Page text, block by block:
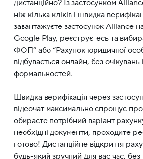
дистанційно? Із застосунком
ніж кілька кліків і швидка
завантажуєте застосунок Alliance
Google Play, реєструєтесь та
ФОП” або “Рахунок юридичної
відбувається онлайн, без очікувань
формальностей.
Швидка верифікація через
відеочат максимально спрощує
обираєте потрібний варіант
необхідні документи, проходите
готово! Дистанційне відкриття
будь-який зручний для вас час, без